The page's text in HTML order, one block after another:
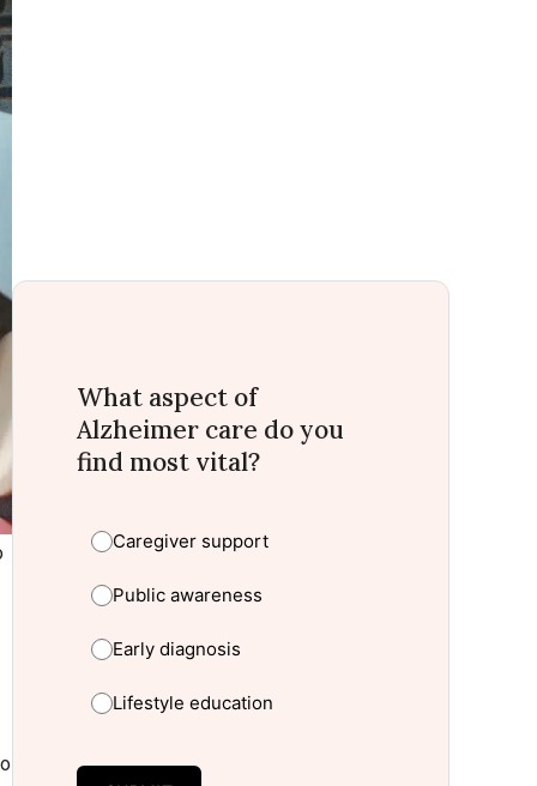
What aspect of
Alzheimer care do you
find most vital?
Caregiver support
Public awareness
Early diagnosis
Lifestyle education